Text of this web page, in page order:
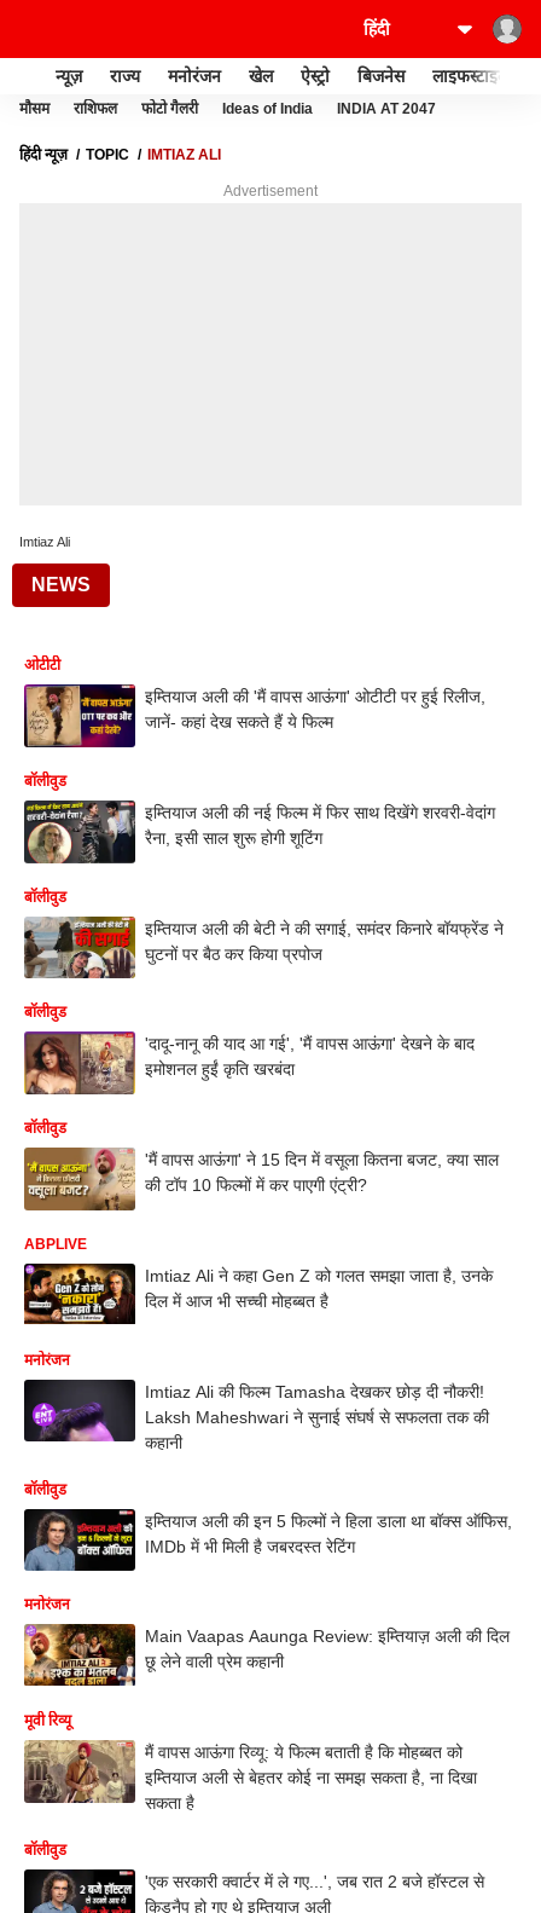
न्यूज़ राज्य मनोरंजन खेल ऐस्ट्रो बिजनेस लाइफस्टाइल
मौसम राशिफल फोटो गैलरी Ideas of India INDIA AT 2047
हिंदी न्यूज़ TOPIC IMTIAZ ALI
Advertisement
Imtiaz Ali
NEWS
ओटीटी
इम्तियाज अली की 'मैं वापस आऊंगा' ओटीटी पर हुई रिलीज,
जानें- कहां देख सकते हैं ये फिल्म
बॉलीवुड
इम्तियाज अली की नई फिल्म में फिर साथ दिखेंगे शरवरी-वेदांग
रैना, इसी साल शुरू होगी शूटिंग
बॉलीवुड
इम्तियाज अली की बेटी ने की सगाई, समंदर किनारे बॉयफ्रेंड ने
घुटनों पर बैठ कर किया प्रपोज
बॉलीवुड
'दादू-नानू की याद आ गई', 'मैं वापस आऊंगा' देखने के बाद
इमोशनल हुईं कृति खरबंदा
बॉलीवुड
'मैं वापस आऊंगा' ने 15 दिन में वसूला कितना बजट, क्या साल
की टॉप 10 फिल्मों में कर पाएगी एंट्री?
ABPLIVE
Imtiaz Ali ने कहा Gen Z को गलत समझा जाता है, उनके
दिल में आज भी सच्ची मोहब्बत है
मनोरंजन
Imtiaz Ali की फिल्म Tamasha देखकर छोड़ दी नौकरी!
Laksh Maheshwari ने सुनाई संघर्ष से सफलता तक की
कहानी
बॉलीवुड
इम्तियाज अली की इन 5 फिल्मों ने हिला डाला था बॉक्स ऑफिस,
IMDb में भी मिली है जबरदस्त रेटिंग
मनोरंजन
Main Vaapas Aaunga Review: इम्तियाज़ अली की दिल
छू लेने वाली प्रेम कहानी
मूवी रिव्यू
मैं वापस आऊंगा रिव्यू: ये फिल्म बताती है कि मोहब्बत को
इम्तियाज अली से बेहतर कोई ना समझ सकता है, ना दिखा
सकता है
बॉलीवुड
'एक सरकारी क्वार्टर में ले गए...', जब रात 2 बजे हॉस्टल से
किडनैप हो गए थे इम्तियाज अली